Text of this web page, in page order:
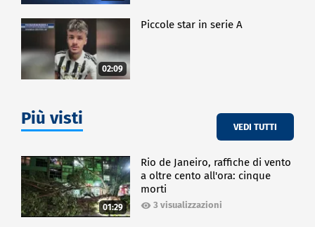
02:09
Piccole star in serie A
Più visti VEDI TUTTI
01:29
Rio de Janeiro, raffiche di vento
a oltre cento all'ora: cinque
morti
3 visualizzazioni